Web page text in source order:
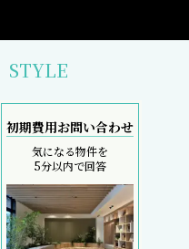
STYLE
初期費用お問い合わせ
気になる物件を
5分以内で回答